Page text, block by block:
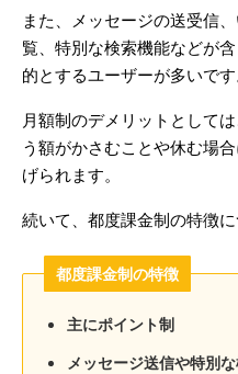
また、メッセージの送受信
覧、特別な検索機能などが
的とするユーザーが多いです
月額制のデメリットとして
う額がかさむことや休む場
げられます。
続いて、都度課金制の特徴に
都度課金制の特徴
主にポイント制
メッセージ送信や特別